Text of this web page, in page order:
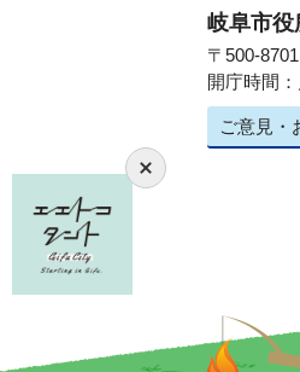
岐阜市役
〒500-
開庁時間
ご意見・